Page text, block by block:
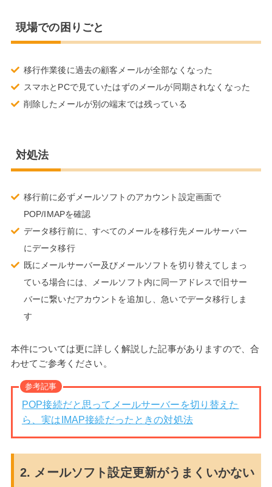
現場での困りごと
移行作業後に過去の顧客メールが全部なくなった
スマホとPCで見ていたはずのメールが同期されなくなった
削除したメールが別の端末では残っている
対処法
移行前に必ずメールソフトのアカウント設定画面で
POP/IMAPを確認
データ移行前に、すべてのメールを移行先メールサーバー
にデータ移行
既にメールサーバー及びメールソフトを切り替えてしまっ
ている場合には、メールソフト内に同一アドレスで旧サー
バーに繋いだアカウントを追加し、急いでデータ移行しま
す
本件については更に詳しく解説した記事がありますので、合
わせてご参考ください。
参考記事
POP接続だと思ってメールサーバーを切り替えた
ら、実はIMAP接続だったときの対処法
2. メールソフト設定更新がうまくいかない